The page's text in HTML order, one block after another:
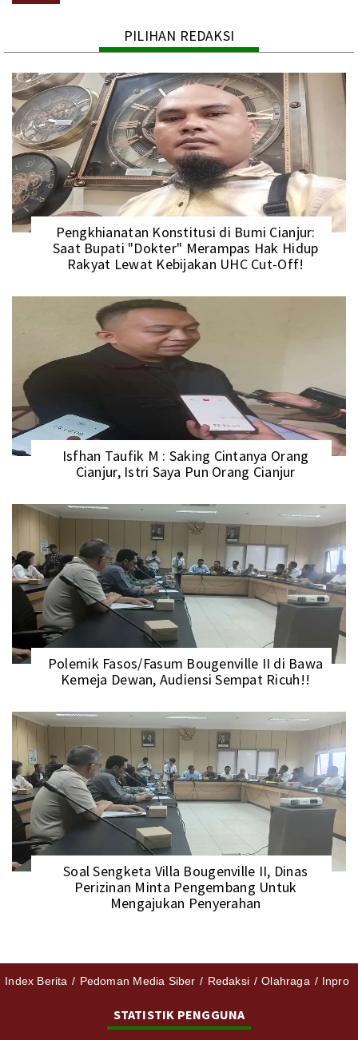
PILIHAN REDAKSI
Pengkhianatan Konstitusi di Bumi Cianjur:
Saat Bupati "Dokter" Merampas Hak Hidup
Rakyat Lewat Kebijakan UHC Cut-Off!
Isfhan Taufik M : Saking Cintanya Orang
Cianjur, Istri Saya Pun Orang Cianjur
Polemik Fasos/Fasum Bougenville II di Bawa
Kemeja Dewan, Audiensi Sempat Ricuh!!
Soal Sengketa Villa Bougenville II, Dinas
Perizinan Minta Pengembang Untuk
Mengajukan Penyerahan
Index Berita Pedoman Media Siber Redaksi Olahraga Inpro
STATISTIK PENGGUNA